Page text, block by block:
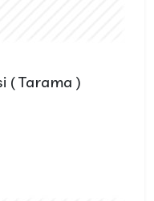
( Tarama )